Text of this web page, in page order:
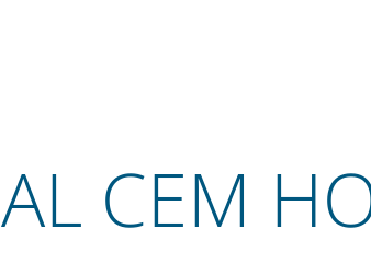
AL CEM